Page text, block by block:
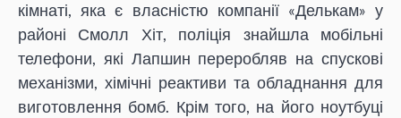
кімнаті, яка є власністю компанії «Делькам» у
районі Смолл Хіт, поліція знайшла мобільні
телефони, які Лапшин переробляв на спускові
механізми, хімічні реактиви та обладнання для
виготовлення бомб. Крім того, на його ноутбуці